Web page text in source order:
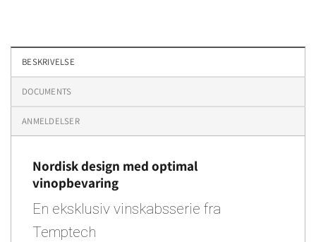
BESKRIVELSE
DOCUMENTS
ANMELDELSER
Nordisk design med optimal
vinopbevaring
En eksklusiv vinskabsserie fra
Temptech